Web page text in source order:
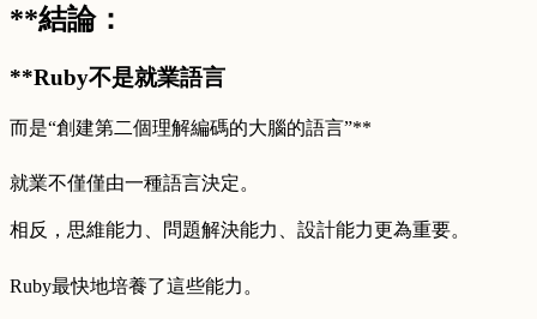
**結論：
**Ruby不是就業語言
而是“創建第二個理解編碼的大腦的語言”**
就業不僅僅由一種語言決定。
相反，思維能力、問題解決能力、設計能力更為重要。
Ruby最快地培養了這些能力。